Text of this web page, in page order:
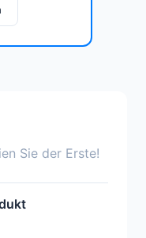
Sie der Erste!